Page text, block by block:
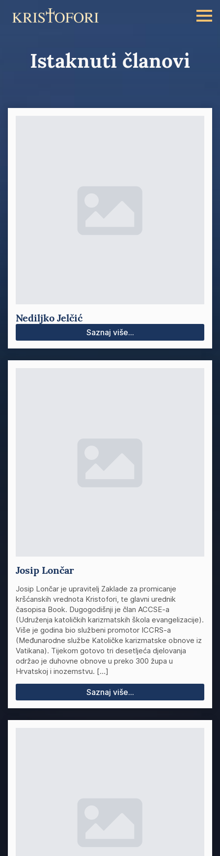
Istaknuti članovi
Nediljko Jelčić
Saznaj više...
Josip Lončar
Josip Lončar je upravitelj Zaklade za promicanje
kršćanskih vrednota Kristofori, te glavni urednik
časopisa Book. Dugogodišnji je član ACCSE-a
(Udruženja katoličkih karizmatskih škola evangelizacije).
Više je godina bio službeni promotor ICCRS-a
(Međunarodne službe Katoličke karizmatske obnove iz
Vatikana). Tijekom gotovo tri desetljeća djelovanja
održao je duhovne obnove u preko 300 župa u
Hrvatskoj i inozemstvu. […]
Saznaj više...